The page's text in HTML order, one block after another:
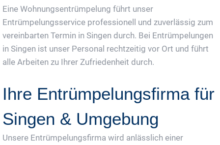
Eine Wohnungsentrümpelung führt unser
Entrümpelungsservice professionell und zuverlässig zum
vereinbarten Termin in Singen durch. Bei Entrümpelungen
in Singen ist unser Personal rechtzeitig vor Ort und führt
alle Arbeiten zu Ihrer Zufriedenheit durch.
Ihre Entrümpelungsfirma für
Singen & Umgebung
Unsere Entrümpelungsfirma wird anlässlich einer